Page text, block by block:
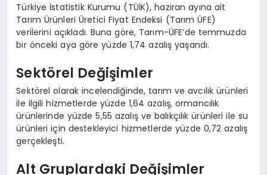
Türkiye İstatistik Kurumu (TÜİK), haziran ayına ait
Tarım Ürünleri Üretici Fiyat Endeksi (Tarım ÜFE)
verilerini açıkladı. Buna göre, Tarım-ÜFE’de temmuzda
bir önceki aya göre yüzde 1,74 azalış yaşandı.
Sektörel Değişimler
Sektörel olarak incelendiğinde, tarım ve avcılık ürünleri
ile ilgili hizmetlerde yüzde 1,64 azalış, ormancılık
ürünlerinde yüzde 5,55 azalış ve balıkçılık ürünleri ile su
ürünleri için destekleyici hizmetlerde yüzde 0,72 azalış
gerçekleşti.
Alt Gruplardaki Değişimler